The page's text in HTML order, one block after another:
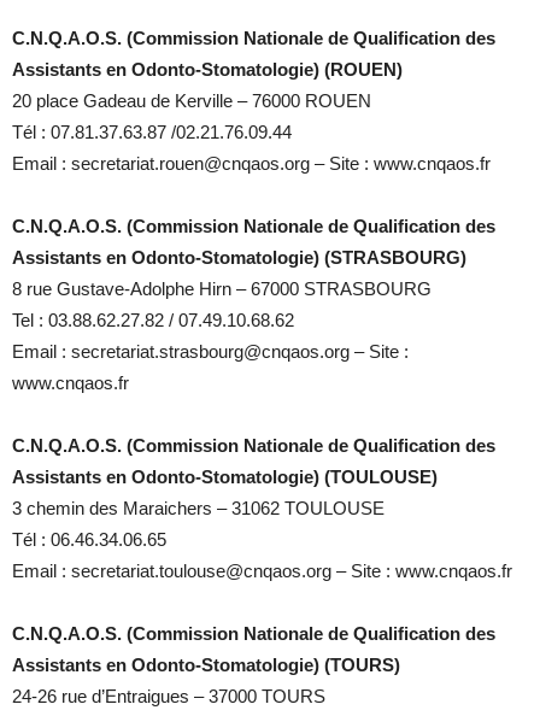
C.N.Q.A.O.S. (Commission Nationale de Qualification des
Assistants en Odonto-Stomatologie) (ROUEN)
20 place Gadeau de Kerville – 76000 ROUEN
Tél : 07.81.37.63.87 /02.21.76.09.44
Email : secretariat.rouen@cnqaos.org – Site : www.cnqaos.fr
C.N.Q.A.O.S. (Commission Nationale de Qualification des
Assistants en Odonto-Stomatologie) (STRASBOURG)
8 rue Gustave-Adolphe Hirn – 67000 STRASBOURG
Tel : 03.88.62.27.82 / 07.49.10.68.62
Email : secretariat.strasbourg@cnqaos.org – Site :
www.cnqaos.fr
C.N.Q.A.O.S. (Commission Nationale de Qualification des
Assistants en Odonto-Stomatologie) (TOULOUSE)
3 chemin des Maraichers – 31062 TOULOUSE
Tél : 06.46.34.06.65
Email : secretariat.toulouse@cnqaos.org – Site : www.cnqaos.fr
C.N.Q.A.O.S. (Commission Nationale de Qualification des
Assistants en Odonto-Stomatologie) (TOURS)
24-26 rue d’Entraigues – 37000 TOURS